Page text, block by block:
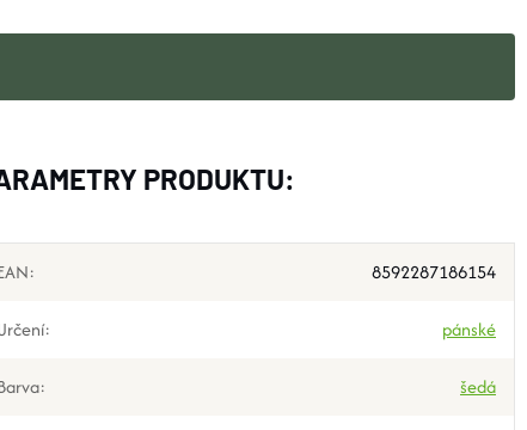
PRODUKTU:
: 8592287186154
: pánské
: šedá